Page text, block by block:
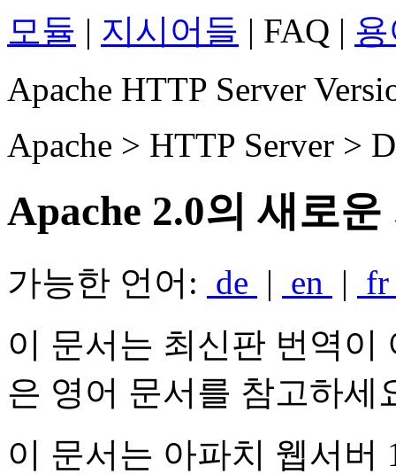
모듈 | 지시어들 | FAQ |
Apache HTTP Server
Apache > HTTP Server >
Apache 2.0의 새로
가능한 언어: de | en |
이 문서는 최신판 번역이
은 영어 문서를 참고하세
이 문서는 아파치 웹서버